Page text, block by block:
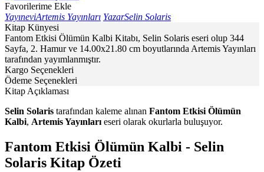
Favorilerime Ekle
YayıneviArtemis Yayınları YazarSelin Solaris
Kitap Künyesi
Fantom Etkisi Ölümün Kalbi Kitabı, Selin Solaris eseri olup 344
Sayfa, 2. Hamur ve 14.00x21.80 cm boyutlarında Artemis Yayınları
tarafından yayımlanmıştır.
Kargo Seçenekleri
Ödeme Seçenekleri
Kitap Açıklaması
Selin Solaris tarafından kaleme alınan Fantom Etkisi Ölümün
Kalbi, Artemis Yayınları eseri olarak okurlarla buluşuyor.
Fantom Etkisi Ölümün Kalbi - Selin
Solaris Kitap Özeti